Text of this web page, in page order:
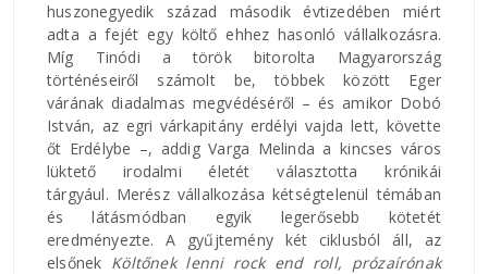
huszonegyedik század második évtizedében miért
adta a fejét egy költő ehhez hasonló vállalkozásra.
Míg Tinódi a török bitorolta Magyarország
történéseiről számolt be, többek között Eger
várának diadalmas megvédéséről – és amikor Dobó
István, az egri várkapitány erdélyi vajda lett, követte
őt Erdélybe –, addig Varga Melinda a kincses város
lüktető irodalmi életét választotta krónikái
tárgyául. Merész vállalkozása kétségtelenül témában
és látásmódban egyik legerősebb kötetét
eredményezte. A gyűjtemény két ciklusból áll, az
elsőnek Költőnek lenni rock end roll, prózaírónak